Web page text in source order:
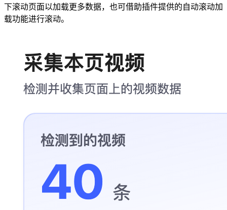
下滚动页面以加载更多数据，也可借助插件提供的自动滚动加
载功能进行滚动。